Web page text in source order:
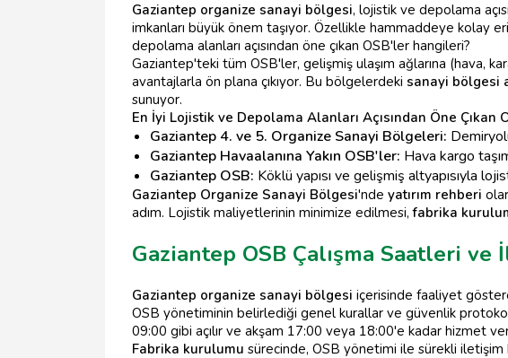
Gaziantep organize sanayi bölgesi, lojistik ve depolama
imkanları büyük önem taşıyor. Özellikle hammaddeye kolay
depolama alanları açısından öne çıkan OSB'ler hangileri?
Gaziantep'teki tüm OSB'ler, gelişmiş ulaşım ağlarına (hava,
avantajlarla ön plana çıkıyor. Bu bölgelerdeki sanayi bölgesi
sunuyor.
En İyi Lojistik ve Depolama Alanları Açısından Öne Çıkan
Gaziantep 4. ve 5. Organize Sanayi Bölgeleri:
Gaziantep Havaalanına Yakın OSB'ler: Hava kargo
Gaziantep OSB: Köklü yapısı ve gelişmiş altyapısıyla
Gaziantep Organize Sanayi Bölgesi'nde yatırım rehberi
adım. Lojistik maliyetlerinin minimize edilmesi,fabrika
Gaziantep OSB Çalışma Saatleri ve
Gaziantep organize sanayi bölgesi içerisinde faaliyet
OSB yönetiminin belirlediği genel kurallar ve güvenlik
09:00 gibi açılır ve akşam 17:00 veya 18:00'e kadar hizmet
Fabrika kurulumu sürecinde, OSB yönetimi ile sürekli iletişim